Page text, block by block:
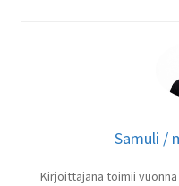
Samuli /
Kirjoittajana toimii